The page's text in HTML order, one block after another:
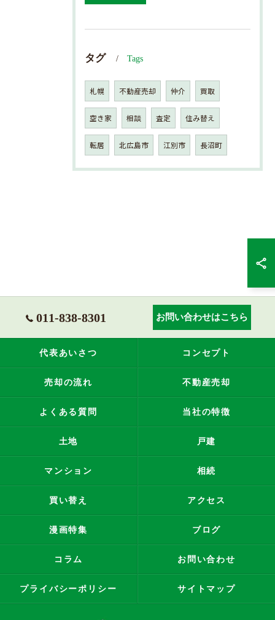
タグ Tags
札幌 不動産売却 仲介 買取
空き家 相談 査定 住み替え
転居 北広島市 江別市 長沼町
011-838-8301 お問い合わせはこちら
代表あいさつ コンセプト
売却の流れ 不動産売却
よくある質問 当社の特徴
土地 戸建
マンション 相続
買い替え アクセス
漫画特集 ブログ
コラム お問い合わせ
プライバシーポリシー サイトマップ